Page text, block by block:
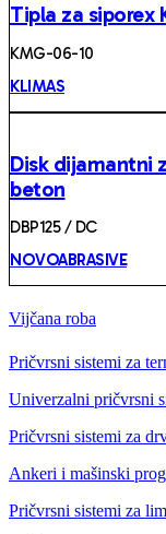
Tipla za siporex
KMG-06-10
KLIMAS
Disk dijamantni
beton
DBP125 / DC
NOVOABRASIVE
Vijčana roba
Pričvrsni sistemi za
Univerzalni pričvrsni
Pričvrsni sistemi za
Ankeri i mašinski
Pričvrsni sistemi za lim